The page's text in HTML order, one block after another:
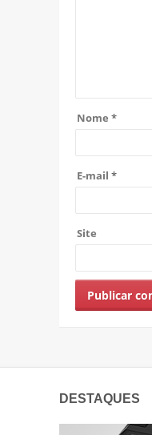
Nome *
E-mail *
Site
DESTAQUES